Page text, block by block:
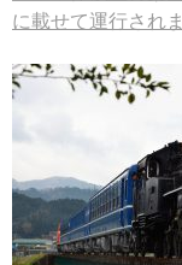
に載せて運行され